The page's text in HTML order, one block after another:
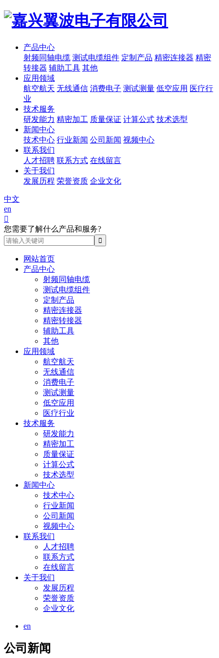
产品中心
射频同轴电缆 测试电缆组件 定制产品 精密连接器 精密
转接器 辅助工具 其他
应用领域
航空航天 无线通信 消费电子 测试测量 低空应用 医疗行
业
技术服务
研发能力 精密加工 质量保证 计算公式 技术选型
新闻中心
技术中心 行业新闻 公司新闻 视频中心
联系我们
人才招聘 联系方式 在线留言
关于我们
发展历程 荣誉资质 企业文化
中文
en

您需要了解什么产品和服务?
网站首页
产品中心
射频同轴电缆
测试电缆组件
定制产品
精密连接器
精密转接器
辅助工具
其他
应用领域
航空航天
无线通信
消费电子
测试测量
低空应用
医疗行业
技术服务
研发能力
精密加工
质量保证
计算公式
技术选型
新闻中心
技术中心
行业新闻
公司新闻
视频中心
联系我们
人才招聘
联系方式
在线留言
关于我们
发展历程
荣誉资质
企业文化
en
公司新闻